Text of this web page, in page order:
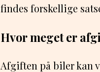
findes forskellige
Hvor meget er
Afgiften på biler kan